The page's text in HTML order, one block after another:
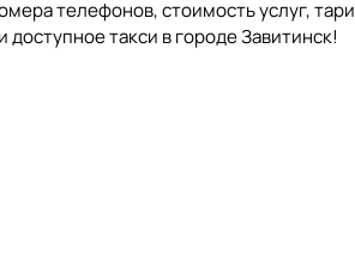
телефонов, стоимость услуг,
такси в городе Завитинск!